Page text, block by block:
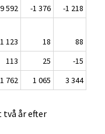
592 -1 376
-1 218
1 123 18
88
113 25
-15
762 1 065 3 344
år efter